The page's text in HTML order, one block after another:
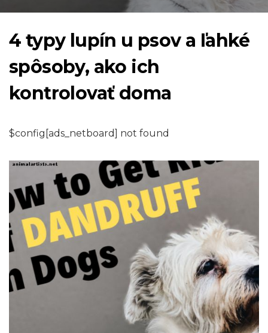
4 typy lupín u psov a ľahké
spôsoby, ako ich
kontrolovať doma
$config[ads_netboard] not found